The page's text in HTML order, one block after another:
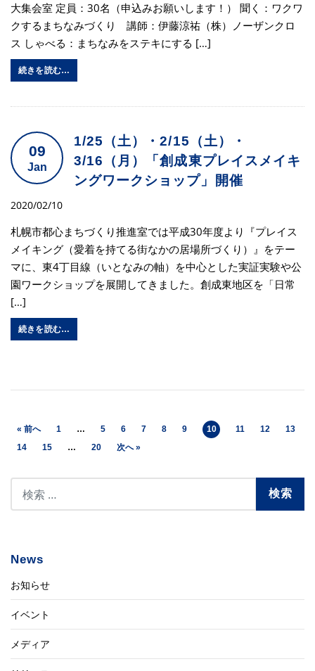
大集会室 定員：30名（申込みお願いします！） 聞く：ワクワ
クするまちなみづくり 講師：伊藤涼祐（株）ノーザンクロ
ス しゃべる：まちなみをステキにする […]
続きを読む…
09
Jan
1/25（土）・2/15（土）・
3/16（月）「創成東プレイスメイキ
ングワークショップ」開催
2020/02/10
札幌市都心まちづくり推進室では平成30年度より『プレイス
メイキング（愛着を持てる街なかの居場所づくり）』をテー
マに、東4丁目線（いとなみの軸）を中心とした実証実験や公
園ワークショップを展開してきました。創成東地区を「日常
[…]
続きを読む…
« 前へ 1 … 5 6 7 8 9 10 11 12
13
14
15 … 20 次へ »
News
お知らせ
イベント
メディア